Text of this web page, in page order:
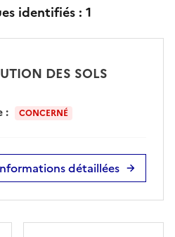
identifiés : 1
DES SOLS
: CONCERNÉ
détaillées